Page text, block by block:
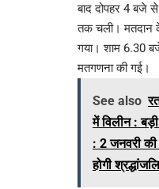
बाद दोपहर 4 बजे
तक चली। मतदान
गया। शाम 6.30
मतगणना की गई।
See also
में विलीन :
: 2 जनवरी
होगी